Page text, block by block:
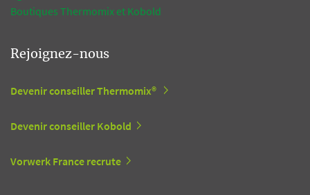
Boutiques Thermomix et Kobold
Rejoignez-nous
Devenir conseiller Thermomix®
Devenir conseiller Kobold
Vorwerk France recrute